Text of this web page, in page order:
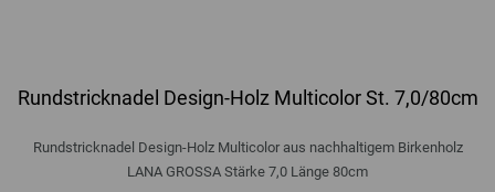
Rundstricknadel Design-Holz Multicolor St. 7,0/80cm
Rundstricknadel Design-Holz Multicolor aus nachhaltigem Birkenholz
LANA GROSSA Stärke 7,0 Länge 80cm